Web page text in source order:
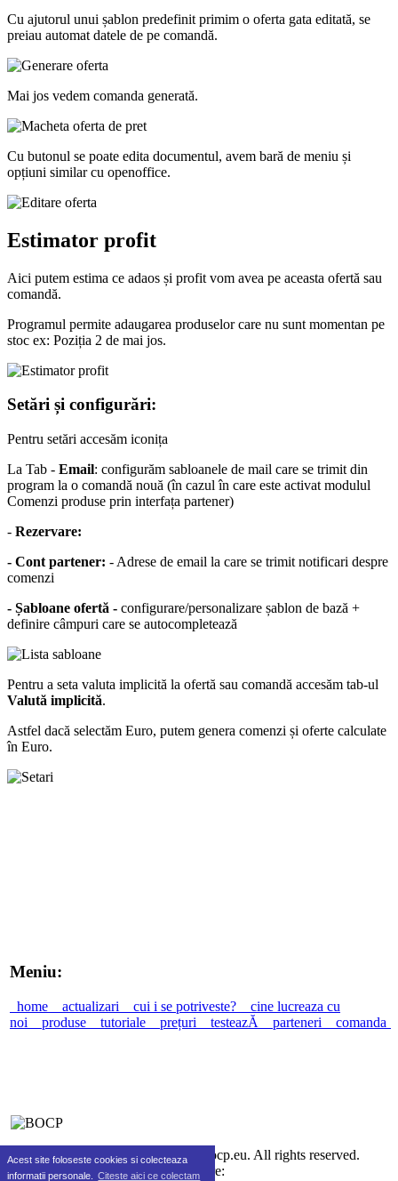
Acest site foloseste cookies si colecteaza
informatii personale.
Citeste aici ce colectam
Cu ajutorul unui șablon predefinit primim o oferta gata editată, se
preiau automat datele de pe comandă.
Mai jos vedem comanda generată.
Cu butonul se poate edita documentul, avem bară de meniu și
opțiuni similar cu openoffice.
Estimator profit
Aici putem estima ce adaos și profit vom avea pe aceasta ofertă sau
comandă.
Programul permite adaugarea produselor care nu sunt momentan pe
stoc ex: Poziția 2 de mai jos.
Setări și configurări:
Pentru setări accesăm iconița
La Tab - Email: configurăm sabloanele de mail care se trimit din
program la o comandă nouă (în cazul în care este activat modulul
Comenzi produse prin interfața partener)
- Rezervare:
- Cont partener: - Adrese de email la care se trimit notificari despre
comenzi
- Șabloane ofertă - configurare/personalizare șablon de bază +
definire câmpuri care se autocompletează
Pentru a seta valuta implicită la ofertă sau comandă accesăm tab-ul
Valută implicită.
Astfel dacă selectăm Euro, putem genera comenzi și oferte calculate
în Euro.
Meniu:
home actualizari cui i se potriveste?
cine lucreaza cu
noi
produse tutoriale prețuri testeazĂ parteneri comanda
©2010-2026 SC Real Life SRL bocp.eu. All rights reserved.
Gazduire: